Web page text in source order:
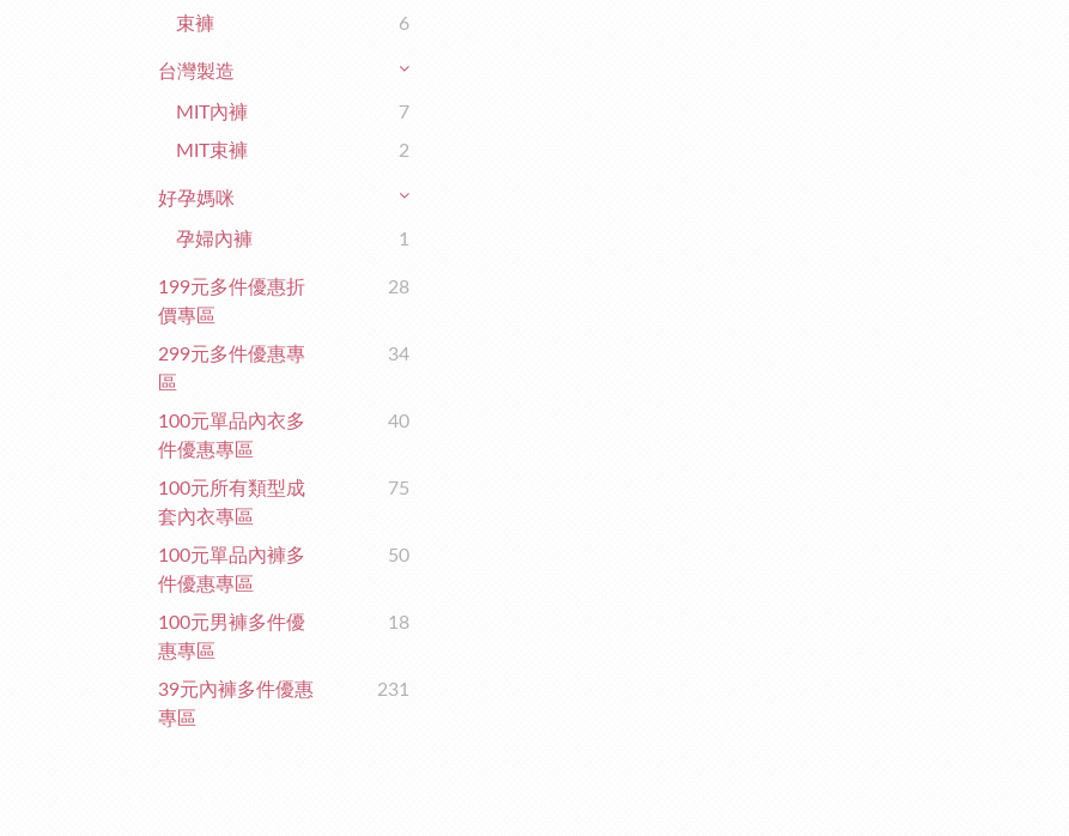
束褲
6
台灣製造
MIT內褲
7
MIT束褲
2
好孕媽咪
孕婦內褲 1
199元多件優惠折
價專區
28
299元多件優惠專
區
34
100元單品內衣多
件優惠專區
40
100元所有類型成
套內衣專區
75
100元單品內褲多
件優惠專區
50
100元男褲多件優
惠專區
18
39元內褲多件優惠
專區
231